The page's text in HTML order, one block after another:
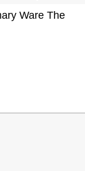
Ware The